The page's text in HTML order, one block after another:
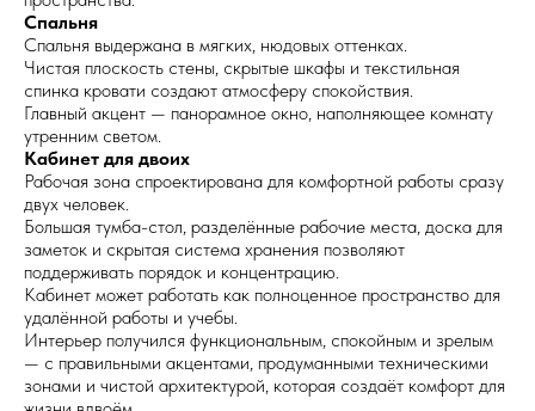
Спальня
Спальня выдержана в мягких, нюдовых оттенках.
Чистая плоскость стены, скрытые шкафы и текстильная
спинка кровати создают атмосферу спокойствия.
Главный акцент — панорамное окно, наполняющее комнату
утренним светом.
Кабинет для двоих
Рабочая зона спроектирована для комфортной работы сразу
двух человек.
Большая тумба-стол, разделённые рабочие места, доска для
заметок и скрытая система хранения позволяют
поддерживать порядок и концентрацию.
Кабинет может работать как полноценное пространство для
удалённой работы и учебы.
Интерьер получился функциональным, спокойным и зрелым
— с правильными акцентами, продуманными техническими
зонами и чистой архитектурой, которая создаёт комфорт для